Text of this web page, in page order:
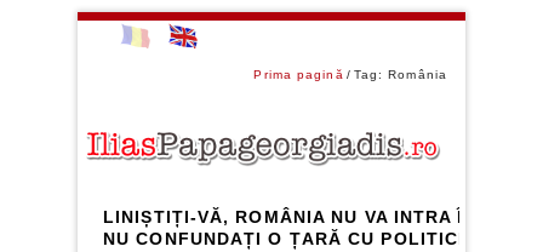
Prima pagină Tag: România
LINIȘTIȚI-VĂ, ROMÂNIA NU VA INTRA ÎN
NU CONFUNDAȚI O ȚARĂ CU POLITICIENII EI.